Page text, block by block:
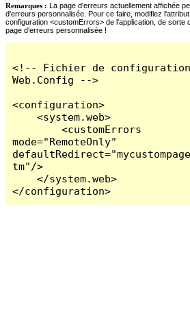
Remarques : La page d'erreurs actuellement affichée
d'erreurs personnalisée. Pour ce faire, modifiez
configuration <customErrors> de l'application, de sorte
page d'erreurs personnalisée !
<!-- Fichier de configuration
Web.Config -->
<configuration>
    <system.web>
        <customErrors
mode="RemoteOnly"
tm"/>
    </system.web>
</configuration>